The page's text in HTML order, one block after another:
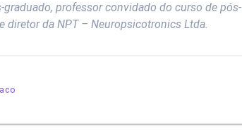
professor convidado do curso de pós-
diretor da NPT – Neuropsicotronics Ltda.